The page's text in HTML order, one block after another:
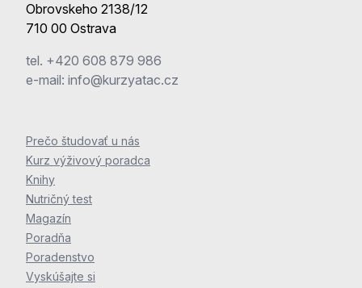
Obrovskeho 2138/12
710 00 Ostrava
tel. +420 608 879 986
e-mail: info@kurzyatac.cz
Prečo študovať u nás
Kurz výživový poradca
Knihy
Nutričný test
Magazín
Poradňa
Poradenstvo
Vyskúšajte si